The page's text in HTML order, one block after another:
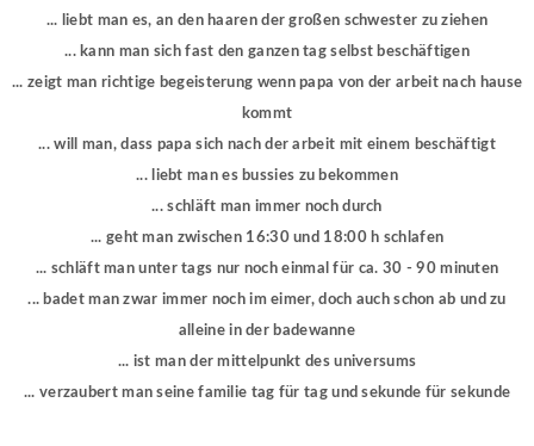
... liebt man es, an den haaren der großen schwester zu ziehen
... kann man sich fast den ganzen tag selbst beschäftigen
... zeigt man richtige begeisterung wenn papa von der arbeit nach hause
kommt
... will man, dass papa sich nach der arbeit mit einem beschäftigt
... liebt man es bussies zu bekommen
... schläft man immer noch durch
... geht man zwischen 16:30 und 18:00 h schlafen
... schläft man unter tags nur noch einmal für ca. 30 - 90 minuten
... badet man zwar immer noch im eimer, doch auch schon ab und zu
alleine in der badewanne
... ist man der mittelpunkt des universums
... verzaubert man seine familie tag für tag und sekunde für sekunde